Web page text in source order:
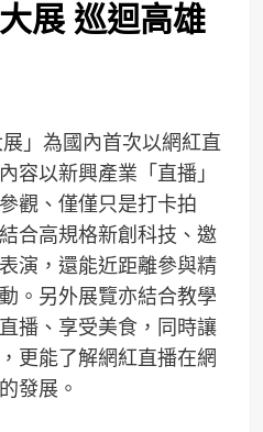
展 巡迴高雄
展」為國內首次以網紅直
容以新興產業「直播」
觀、僅僅只是打卡拍
合高規格新創科技、邀
演，還能近距離參與精
。另外展覽亦結合教學
播、享受美食，同時讓
更能了解網紅直播在網
發展。